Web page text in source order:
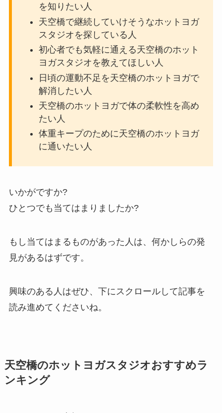
を知りたい人
天空橋で継続していけそうなホットヨガ
スタジオを探している人
初心者でも気軽に通える天空橋のホット
ヨガスタジオを教えてほしい人
日頃の運動不足を天空橋のホットヨガで
解消したい人
天空橋のホットヨガで体の柔軟性を高め
たい人
体重キープのために天空橋のホットヨガ
に通いたい人
いかがですか?
ひとつでも当てはまりましたか?
もし当てはまるものがあった人は、何かしらの発
見があるはずです。
興味のある人はぜひ、下にスクロールして記事を
読み進めてくださいね。
天空橋のホットヨガスタジオおすすめラ
ンキング